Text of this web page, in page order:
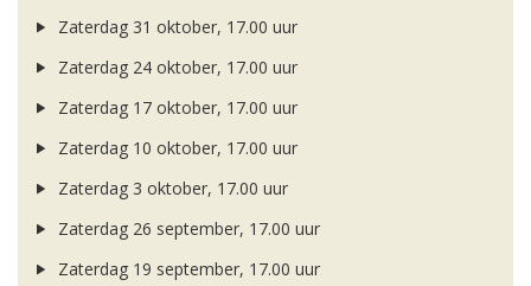
Zaterdag 31 oktober, 17.00 uur
Zaterdag 24 oktober, 17.00 uur
Zaterdag 17 oktober, 17.00 uur
Zaterdag 10 oktober, 17.00 uur
Zaterdag 3 oktober, 17.00 uur
Zaterdag 26 september, 17.00 uur
Zaterdag 19 september, 17.00 uur